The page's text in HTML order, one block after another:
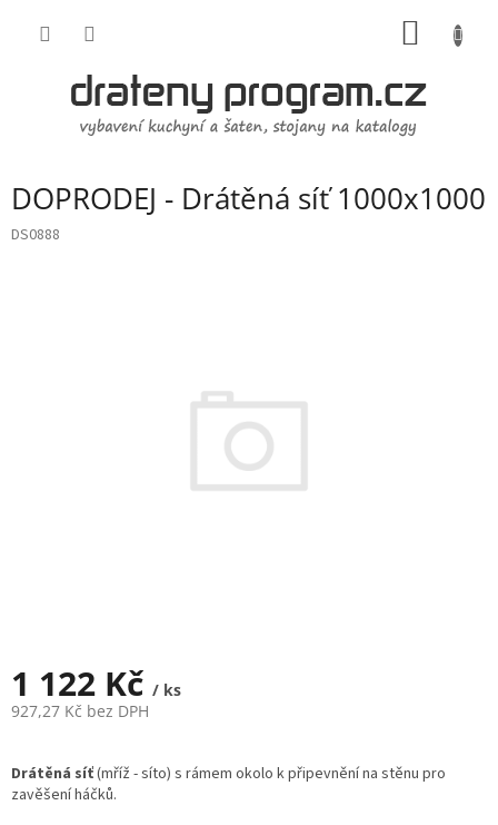
DOPRODEJ - Drátěná síť 1000x1000
DS0888
1 122 Kč / ks
927,27 Kč bez DPH
cena:
Drátěná síť(mříž - síto) s rámem okolo k připevnění na stěnu pro
zavěšení háčků.